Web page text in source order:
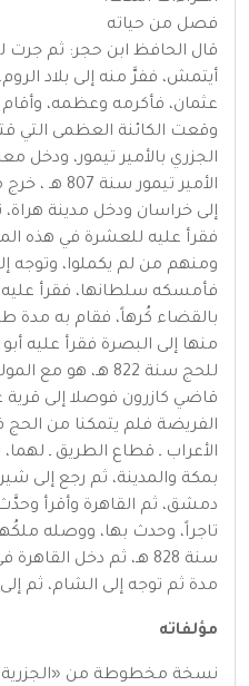
فصل من حياته
قال الحافظ ابن حجر: ثم جرت
أيتمش، ففرَّ منه إلى بلاد
عثمان، فأكرمه وعظمه،
وقعت الكائنة العظمى التي
الجزري بالأمير تيمور، ودخل
الأمير
إلى خراسان ودخل مدينة
فقرأ عليه للعشرة في هذه
فأمسكه سلطانها، فقرأ عليه
بالقضاء كُرهاً، فقام به مدة
منها إلى البصرة فقرأ عليه
للحج سنة 822 هـ،
قاضي كازرون فوصلا إلى قرية
الفريضة فلم يتمكنا من
الأعراب ـ قطاع الطريق ـ
دمشق، ثم القاهرة وأقرأ
تاجراً، وحدث بها، ووصله
مدة ثم توجه إلى الشام، ثم
مؤلفاته
نسخة مخطوطة من